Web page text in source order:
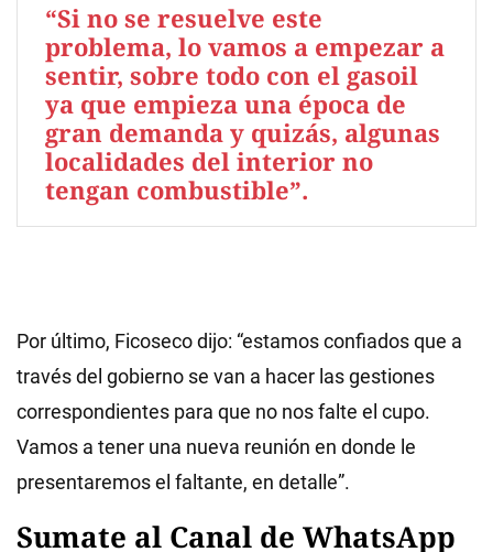
“Si no se resuelve este
problema, lo vamos a empezar a
sentir, sobre todo con el gasoil
ya que empieza una época de
gran demanda y quizás, algunas
localidades del interior no
tengan combustible”.
Por último, Ficoseco dijo: “estamos confiados que a
través del gobierno se van a hacer las gestiones
correspondientes para que no nos falte el cupo.
Vamos a tener una nueva reunión en donde le
presentaremos el faltante, en detalle”.
Sumate al Canal de WhatsApp